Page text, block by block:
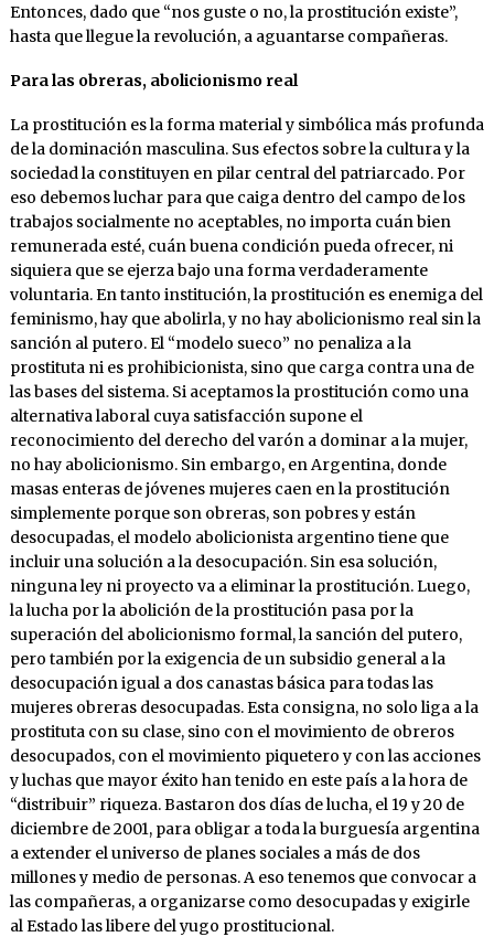
Entonces, dado que “nos guste o no, la prostitución existe”,
hasta que llegue la revolución, a aguantarse compañeras.
Para las obreras, abolicionismo real
La prostitución es la forma material y simbólica más profunda
de la dominación masculina. Sus efectos sobre la cultura y la
sociedad la constituyen en pilar central del patriarcado. Por
eso debemos luchar para que caiga dentro del campo de los
trabajos socialmente no aceptables, no importa cuán bien
remunerada esté, cuán buena condición pueda ofrecer, ni
siquiera que se ejerza bajo una forma verdaderamente
voluntaria. En tanto institución, la prostitución es enemiga del
feminismo, hay que abolirla, y no hay abolicionismo real sin la
sanción al putero. El “modelo sueco” no penaliza a la
prostituta ni es prohibicionista, sino que carga contra una de
las bases del sistema. Si aceptamos la prostitución como una
alternativa laboral cuya satisfacción supone el
reconocimiento del derecho del varón a dominar a la mujer,
no hay abolicionismo. Sin embargo, en Argentina, donde
masas enteras de jóvenes mujeres caen en la prostitución
simplemente porque son obreras, son pobres y están
desocupadas, el modelo abolicionista argentino tiene que
incluir una solución a la desocupación. Sin esa solución,
ninguna ley ni proyecto va a eliminar la prostitución. Luego,
la lucha por la abolición de la prostitución pasa por la
superación del abolicionismo formal, la sanción del putero,
pero también por la exigencia de un subsidio general a la
desocupación igual a dos canastas básica para todas las
mujeres obreras desocupadas. Esta consigna, no solo liga a la
prostituta con su clase, sino con el movimiento de obreros
desocupados, con el movimiento piquetero y con las acciones
y luchas que mayor éxito han tenido en este país a la hora de
“distribuir” riqueza. Bastaron dos días de lucha, el 19 y 20 de
diciembre de 2001, para obligar a toda la burguesía argentina
a extender el universo de planes sociales a más de dos
millones y medio de personas. A eso tenemos que convocar a
las compañeras, a organizarse como desocupadas y exigirle
al Estado las libere del yugo prostitucional.